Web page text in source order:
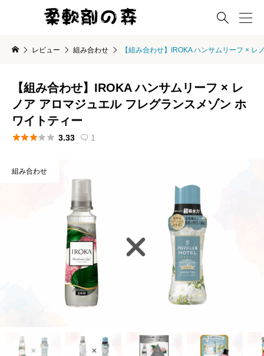

レビュー 組み合わせ 【組み合わせ】IROKA ハンサムリーフ ×
【組み合わせ】IROKA ハンサムリーフ × レ
ノア アロマジュエル フレグランスメゾン ホ
ワイトティー
 3.33  1
組み合わせ